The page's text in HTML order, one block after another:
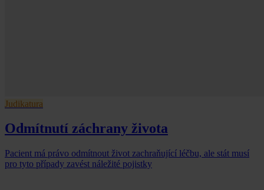
Judikatura
Odmítnutí záchrany života
Pacient má právo odmítnout život zachraňující léčbu, ale stát musí
pro tyto případy zavést náležité pojistky